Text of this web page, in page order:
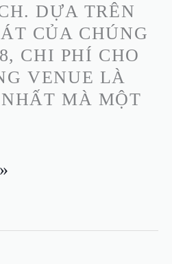
DỰA TRÊN
CỦA CHÚNG
CHI PHÍ CHO
VENUE LÀ
MÀ MỘT